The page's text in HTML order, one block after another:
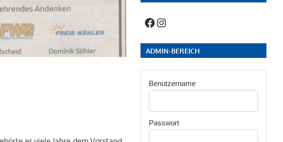
Facebook
Instagram
ADMIN-BEREICH
Benutzername
Passwort